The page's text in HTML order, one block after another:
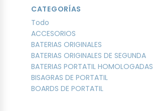
CATEGORÍAS
Todo
ACCESORIOS
BATERIAS ORIGINALES
BATERIAS ORIGINALES DE SEGUNDA
BATERIAS PORTATIL HOMOLOGADAS
BISAGRAS DE PORTATIL
BOARDS DE PORTATIL